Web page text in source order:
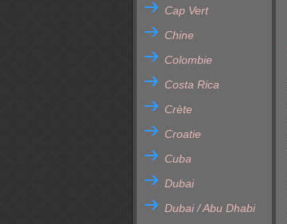
Cap Vert
Chine
Colombie
Costa Rica
Crète
Croatie
Cuba
Dubai
Dubai / Abu Dhabi